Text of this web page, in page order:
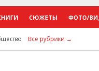
СЮЖЕТЫ ФОТО/
Все рубрики →